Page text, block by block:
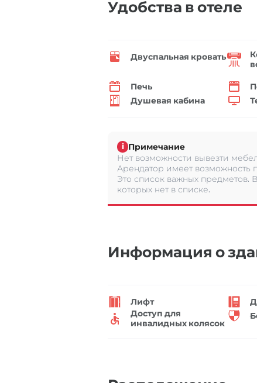
Удобства в отеле
Двуспальная кровать
Печь
Душевая кабина
i Примечание
Нет возможности вывезти
Арендатор имеет возможность
Это список важных предметов.
которых нет в списке.
Информация о
Лифт
Доступ для
инвалидных колясок